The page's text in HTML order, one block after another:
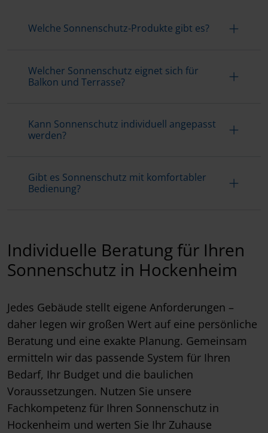
Welche Sonnenschutz-Produkte gibt es?
Welcher Sonnenschutz eignet sich für
Balkon und Terrasse?
Kann Sonnenschutz individuell angepasst
werden?
Gibt es Sonnenschutz mit komfortabler
Bedienung?
Individuelle Beratung für Ihren
Sonnenschutz in Hockenheim
Jedes Gebäude stellt eigene Anforderungen –
daher legen wir großen Wert auf eine persönliche
Beratung und eine exakte Planung. Gemeinsam
ermitteln wir das passende System für Ihren
Bedarf, Ihr Budget und die baulichen
Voraussetzungen. Nutzen Sie unsere
Fachkompetenz für Ihren Sonnenschutz in
Hockenheim und werten Sie Ihr Zuhause